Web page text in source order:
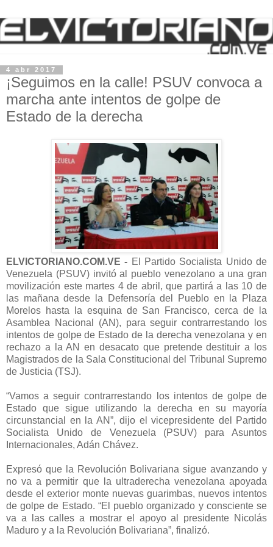
4 abr 2017
¡Seguimos en la calle! PSUV convoca a
marcha ante intentos de golpe de
Estado de la derecha
ELVICTORIANO.COM.VE - El Partido Socialista Unido de
Venezuela (PSUV) invitó al pueblo venezolano a una gran
movilización este martes 4 de abril, que partirá a las 10 de
las mañana desde la Defensoría del Pueblo en la Plaza
Morelos hasta la esquina de San Francisco, cerca de la
Asamblea Nacional (AN), para seguir contrarrestando los
intentos de golpe de Estado de la derecha venezolana y en
rechazo a la AN en desacato que pretende destituir a los
Magistrados de la Sala Constitucional del Tribunal Supremo
de Justicia (TSJ).
“Vamos a seguir contrarrestando los intentos de golpe de
Estado que sigue utilizando la derecha en su mayoría
circunstancial en la AN”, dijo el vicepresidente del Partido
Socialista Unido de Venezuela (PSUV) para Asuntos
Internacionales, Adán Chávez.
Expresó que la Revolución Bolivariana sigue avanzando y
no va a permitir que la ultraderecha venezolana apoyada
desde el exterior monte nuevas guarimbas, nuevos intentos
de golpe de Estado. “El pueblo organizado y consciente se
va a las calles a mostrar el apoyo al presidente Nicolás
Maduro y a la Revolución Bolivariana”, finalizó.